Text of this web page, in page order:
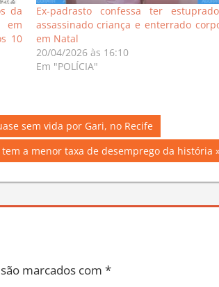
da
em
10
Ex-padrasto confessa ter
assassinado criança e enterrado
em Natal
20/04/2026 às 16:10
Em "POLÍCIA"
sem vida por Gari, no Recife
tem a menor taxa de desemprego da história
marcados com